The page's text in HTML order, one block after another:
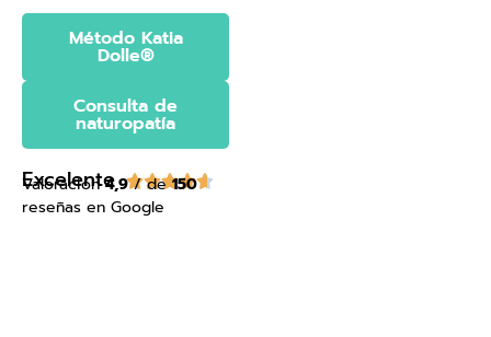
Método Katia
Dolle®
Consulta de
naturopatía
Excelente 
Valoración4,9/ de150
reseñas en Google